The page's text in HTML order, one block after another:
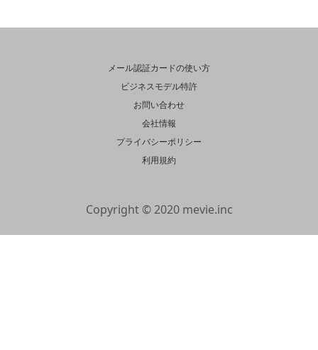
メール認証カードの使い方
ビジネスモデル特許
お問い合わせ
会社情報
プライバシーポリシー
利用規約
Copyright © 2020 mevie.inc